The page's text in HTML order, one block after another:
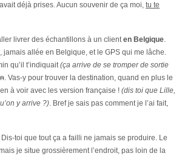
déjà prises. Aucun souvenir de ça moi, tu te
livrer des échantillons à un clienten Belgique.
allée en Belgique, et le GPS qui me lâche.
qu’il t’indiquait(ça arrive de se tromper de sortie
. Vas-y pour trouver la destination, quand en plus le
à voir avec les version française ! (dis toi que Lille,
y arrive ?). Bref je sais pas comment je l’ai fait,
Dis-toi que tout ça a failli ne jamais se produire. Le
je situe grossièrement l’endroit, pas loin de la